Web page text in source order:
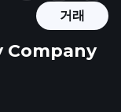
거래
Company